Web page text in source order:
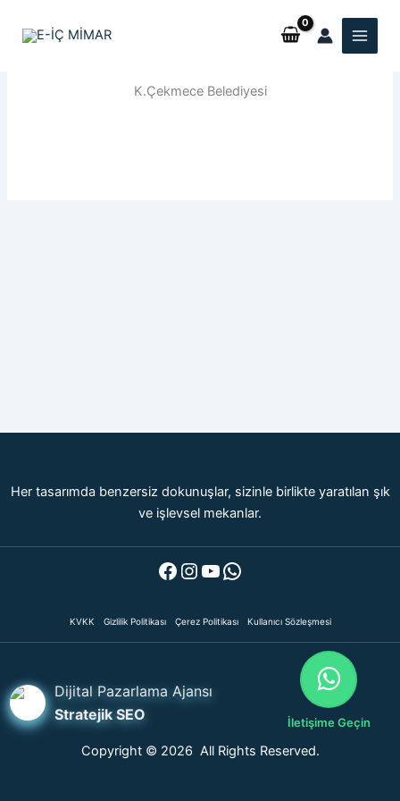
İletişime Geçin
K.Çekmece Belediyesi
Her tasarımda benzersiz dokunuşlar, sizinle birlikte yaratılan şık
ve işlevsel mekanlar.
Facebook
Instagram
YouTube
WhatsApp
KVKK Gizlilik Politikası Çerez Politikası Kullanıcı Sözleşmesi
Dijital Pazarlama Ajansı
Stratejik SEO
Copyright © 2026 All Rights Reserved.